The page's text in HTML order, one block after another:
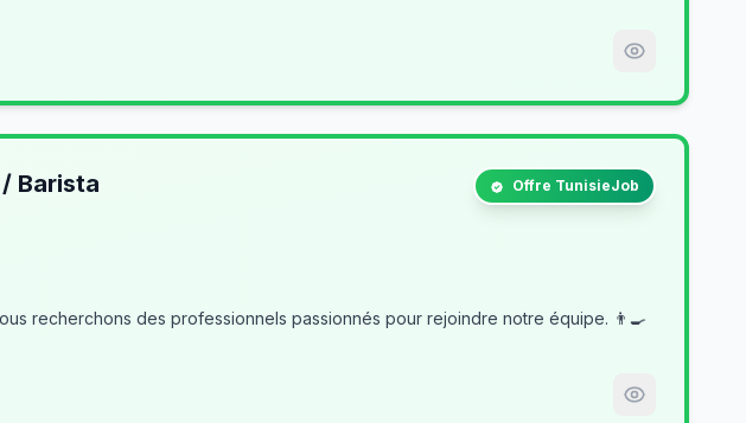
Barista Offre TunisieJob